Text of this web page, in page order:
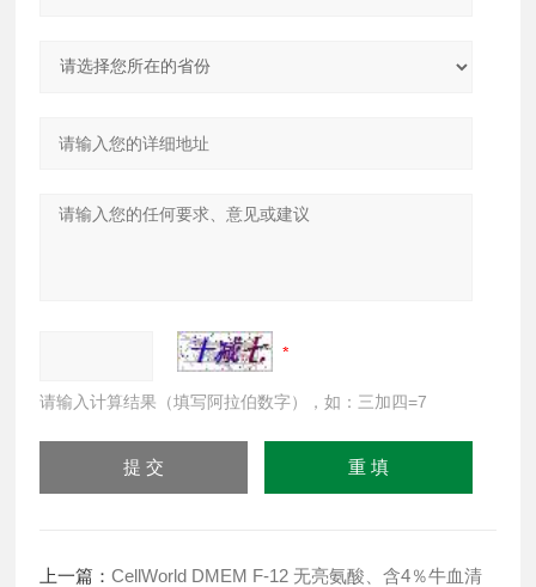
请输入计算结果（填写阿拉伯数字），如：三加四=7
上一篇：CellWorld DMEM F-12 无亮氨酸、含4％牛血清